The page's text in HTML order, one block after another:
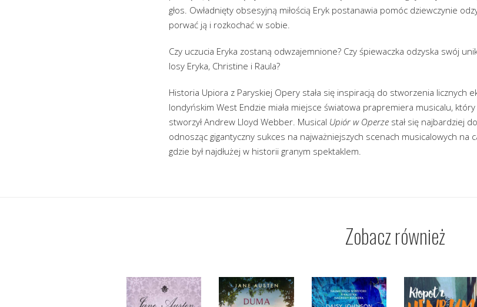
głos. Owładnięty obsesyjną miłością Eryk postanawia pomóc dziewczynie
porwać ją i rozkochać w sobie.
Czy uczucia Eryka zostaną odwzajemnione? Czy śpiewaczka odzyska swój
losy Eryka, Christine i Raula?
Historia Upiora z Paryskiej Opery stała się inspiracją do stworzenia licznych
londyńskim West Endzie miała miejsce światowa prapremiera musicalu,
stworzył Andrew Lloyd Webber. Musical Upiór w Operze stał się najbardziej
odnosząc gigantyczny sukces na najważniejszych scenach musicalowych na
gdzie był najdłużej w historii granym spektaklem.
Zobacz również